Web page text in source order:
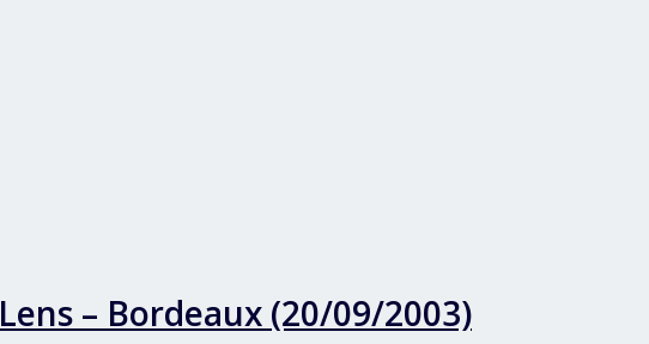
Lens – Bordeaux (20/09/2003)